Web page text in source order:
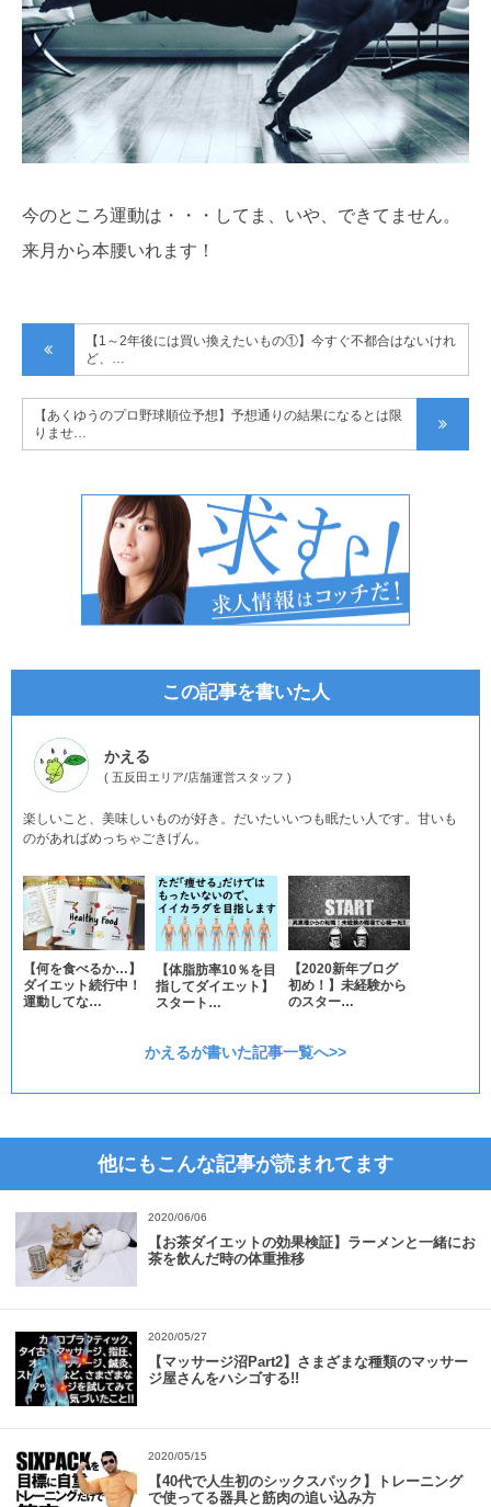
今のところ運動は・・・してま、いや、できてません。
来月から本腰いれます！
【1～2年後には買い換えたいもの①】今すぐ不都合はないけれ
ど、…
【あくゆうのプロ野球順位予想】予想通りの結果になるとは限
りませ…
この記事を書いた人
かえる
( 五反田エリア/店舗運営スタッフ )
楽しいこと、美味しいものが好き。だいたいいつも眠たい人です。甘いも
のがあればめっちゃごきげん。
【何を食べるか…】
ダイエット続行中！
運動してな…
【体脂肪率10％を目
指してダイエット】
スタート…
【2020新年ブログ
初め！】未経験から
のスター…
かえるが書いた記事一覧へ>>
他にもこんな記事が読まれてます
2020/06/06
【お茶ダイエットの効果検証】ラーメンと一緒にお
茶を飲んだ時の体重推移
2020/05/27
【マッサージ沼Part2】さまざまな種類のマッサー
ジ屋さんをハシゴする!!
2020/05/15
【40代で人生初のシックスパック】トレーニング
で使ってる器具と筋肉の追い込み方